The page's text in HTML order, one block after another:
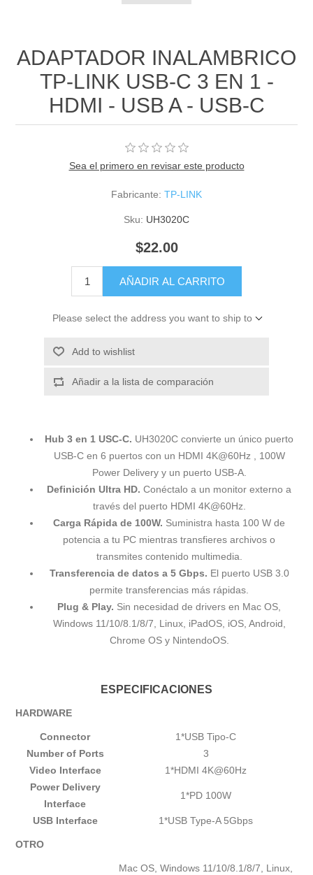
ADAPTADOR INALAMBRICO
TP-LINK USB-C 3 EN 1 -
HDMI - USB A - USB-C
Sea el primero en revisar este producto
Fabricante: TP-LINK
Sku: UH3020C
$22.00
AÑADIR AL CARRITO
Please select the address you want to ship to
Add to wishlist
Añadir a la lista de comparación
Hub 3 en 1 USC-C. UH3020C convierte un único puerto
USB-C en 6 puertos con un HDMI 4K@60Hz , 100W
Power Delivery y un puerto USB-A.
Definición Ultra HD. Conéctalo a un monitor externo a
través del puerto HDMI 4K@60Hz.
Carga Rápida de 100W. Suministra hasta 100 W de
potencia a tu PC mientras transfieres archivos o
transmites contenido multimedia.
Transferencia de datos a 5 Gbps. El puerto USB 3.0
permite transferencias más rápidas.
Plug & Play. Sin necesidad de drivers en Mac OS,
Windows 11/10/8.1/8/7, Linux, iPadOS, iOS, Android,
Chrome OS y NintendoOS.
ESPECIFICACIONES
HARDWARE
Connector
1*USB Tipo-C
Number of Ports
3
Video Interface
1*HDMI 4K@60Hz
Power Delivery
Interface
1*PD 100W
USB Interface 1*USB Type-A 5Gbps
OTRO
Mac OS, Windows 11/10/8.1/8/7, Linux,